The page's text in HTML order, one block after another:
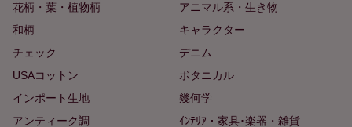
花柄・葉・植物柄
アニマル系・生き物
和柄
キャラクター
チェック
デニム
USAコットン
ボタニカル
インポート生地
幾何学
アンティーク調
ｲﾝﾃﾘｱ・家具･楽器・雑貨